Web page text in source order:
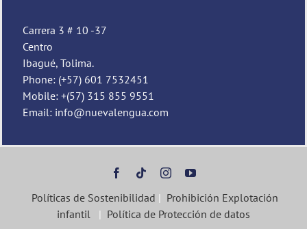
Carrera 3 # 10 -37
Centro
Ibagué, Tolima.
Phone: (+57) 601 7532451
Mobile: +(57) 315 855 9551
Email: info@nuevalengua.com
Políticas de Sostenibilidad | Prohibición Explotación
infantil | Política de Protección de datos